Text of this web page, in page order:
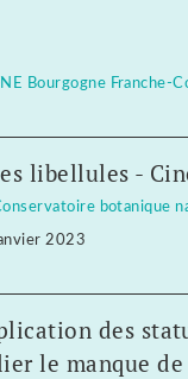
Bourgogne Franche-
libellules -
botanique
2023
des
le manque